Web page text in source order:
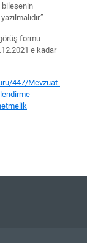
bileşenin
formu
e kadar
447/Mevzuat-